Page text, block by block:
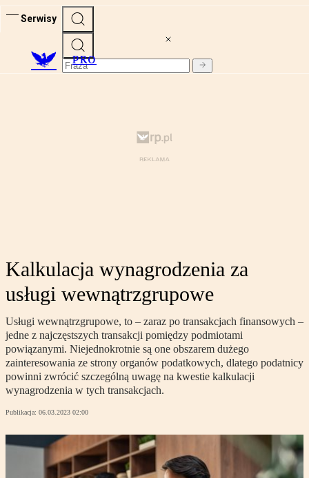
Serwisy
PRO
Kalkulacja wynagrodzenia za
usługi wewnątrzgrupowe
Usługi wewnątrzgrupowe, to – zaraz po transakcjach finansowych –
jedne z najczęstszych transakcji pomiędzy podmiotami
powiązanymi. Niejednokrotnie są one obszarem dużego
zainteresowania ze strony organów podatkowych, dlatego podatnicy
powinni zwrócić szczególną uwagę na kwestie kalkulacji
wynagrodzenia w tych transakcjach.
Publikacja: 06.03.2023 02:00